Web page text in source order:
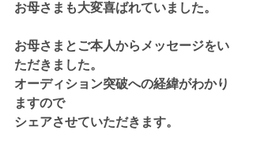
お母さまも大変喜ばれていました。
お母さまとご本人からメッセージをい
ただきました。
オーディション突破への経緯がわかり
ますので
シェアさせていただきます。